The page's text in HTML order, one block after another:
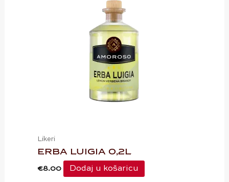
Likeri
ERBA LUIGIA 0,2L
€8.00 Dodaj u košaricu